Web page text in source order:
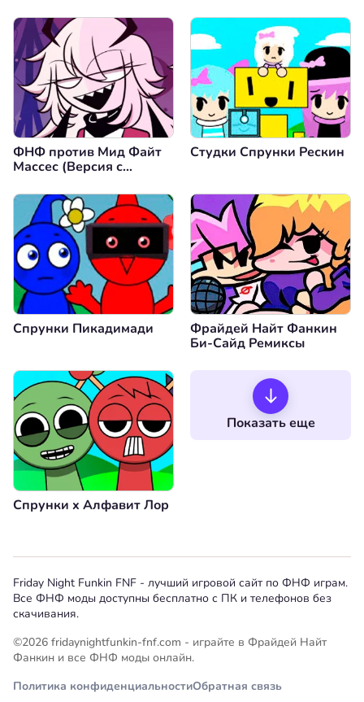
ФНФ против Мид Файт
Массес (Версия с
Студки Спрунки Рескин
Спрунки Пикадимади
Фрайдей Найт Фанкин
Би-Сайд Ремиксы
Спрунки x Алфавит Лор
Показать еще
Friday Night Funkin FNF - лучший игровой сайт по ФНФ играм.
Все ФНФ моды доступны бесплатно с ПК и телефонов без
скачивания.
©2026 fridaynightfunkin-fnf.com - играйте в Фрайдей Найт
Фанкин и все ФНФ моды онлайн.
Политика конфиденциальностиОбратная связь